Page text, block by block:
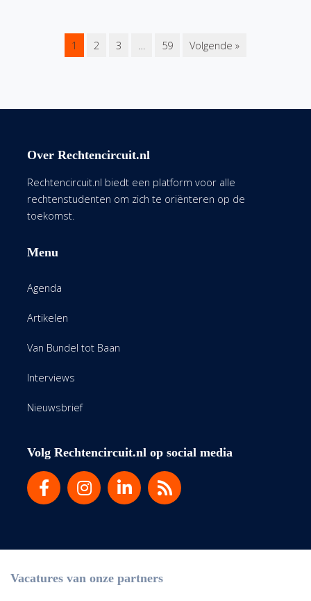
1 2 3 … 59 Volgende »
Over Rechtencircuit.nl
Rechtencircuit.nl biedt een platform voor alle
rechtenstudenten om zich te oriënteren op de
toekomst.
Menu
Agenda
Artikelen
Van Bundel tot Baan
Interviews
Nieuwsbrief
Volg Rechtencircuit.nl op social media
Vacatures van onze partners